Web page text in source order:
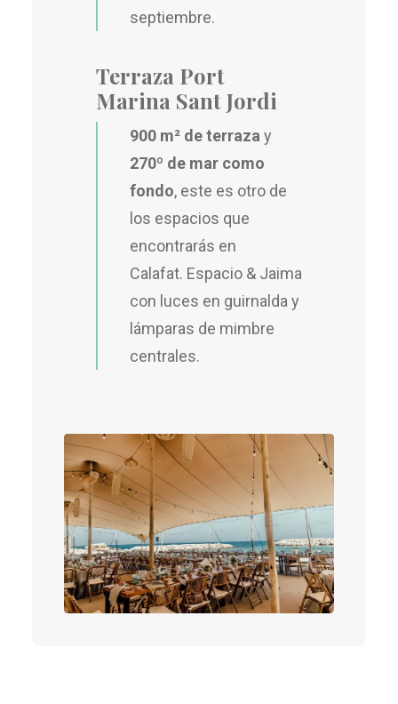
septiembre.
Terraza Port
Marina Sant Jordi
900 m² de terraza y
270º de mar como
fondo, este es otro de
los espacios que
encontrarás en
Calafat. Espacio & Jaima
con luces en guirnalda y
lámparas de mimbre
centrales.